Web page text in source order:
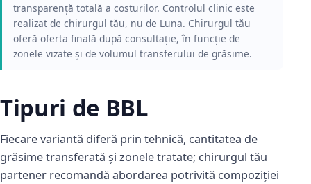
transparență totală a costurilor. Controlul clinic este
realizat de chirurgul tău, nu de Luna. Chirurgul tău
oferă oferta finală după consultație, în funcție de
zonele vizate și de volumul transferului de grăsime.
Tipuri de BBL
Fiecare variantă diferă prin tehnică, cantitatea de
grăsime transferată și zonele tratate; chirurgul tău
partener recomandă abordarea potrivită compoziției